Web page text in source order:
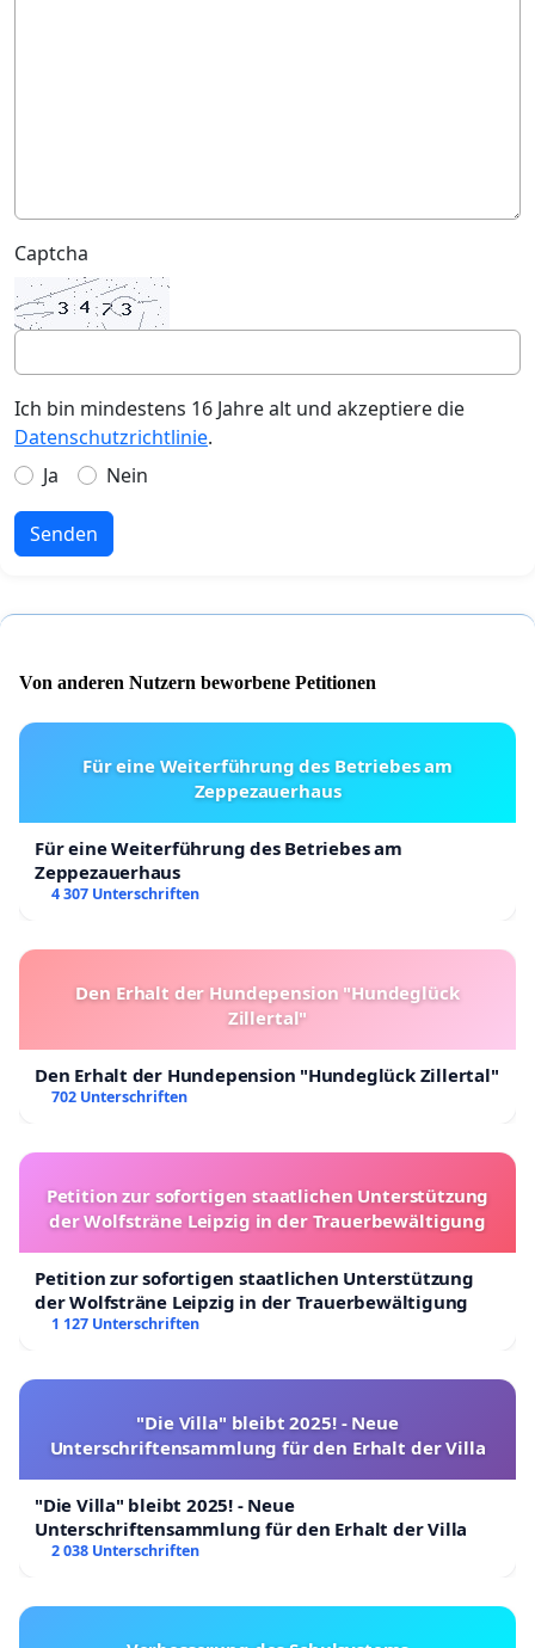
Captcha
Ich bin mindestens 16 Jahre alt und akzeptiere die
Datenschutzrichtlinie.
Ja
Nein
Senden
Von anderen Nutzern beworbene Petitionen
Für eine Weiterführung des Betriebes am
Zeppezauerhaus
Für eine Weiterführung des Betriebes am
Zeppezauerhaus
4 307 Unterschriften
Den Erhalt der Hundepension "Hundeglück
Zillertal"
Den Erhalt der Hundepension "Hundeglück Zillertal"
702 Unterschriften
Petition zur sofortigen staatlichen Unterstützung
der Wolfsträne Leipzig in der Trauerbewältigung
Petition zur sofortigen staatlichen Unterstützung
der Wolfsträne Leipzig in der Trauerbewältigung
1 127 Unterschriften
"Die Villa" bleibt 2025! - Neue
Unterschriftensammlung für den Erhalt der Villa
"Die Villa" bleibt 2025! - Neue
Unterschriftensammlung für den Erhalt der Villa
2 038 Unterschriften